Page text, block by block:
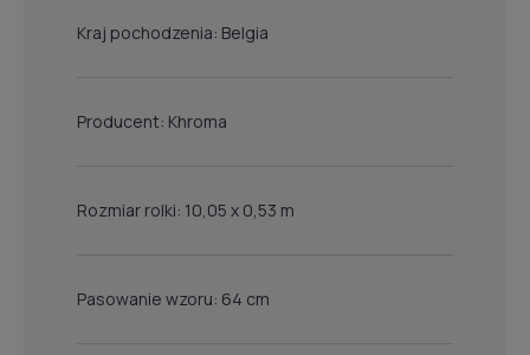
Kraj pochodzenia: Belgia
Producent: Khroma
Rozmiar rolki: 10,05 x 0,53 m
Pasowanie wzoru: 64 cm